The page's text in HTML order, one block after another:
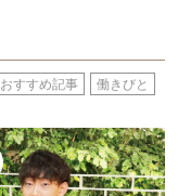
おすすめ記事 働きびと